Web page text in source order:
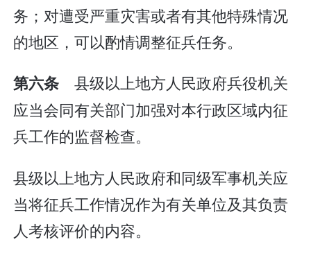
务；对遭受严重灾害或者有其他特殊情况
的地区，可以酌情调整征兵任务。
第六条 县级以上地方人民政府兵役机关
应当会同有关部门加强对本行政区域内征
兵工作的监督检查。
县级以上地方人民政府和同级军事机关应
当将征兵工作情况作为有关单位及其负责
人考核评价的内容。